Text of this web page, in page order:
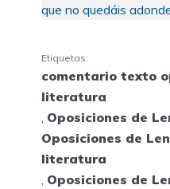
que no quedáis
Etiquetas:
comentario texto
literatura
, Oposiciones de
Oposiciones de
literatura
, Oposiciones de